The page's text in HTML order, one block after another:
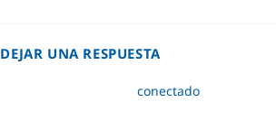
DEJAR UNA RESPUESTA
Lo siento, debes estarconectado